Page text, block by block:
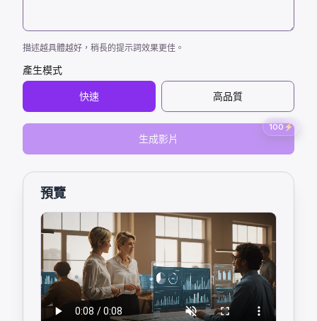
描述越具體越好，稍長的提示詞效果更佳。
產生模式
快速 高品質
100 ⚡
生成影片
預覽